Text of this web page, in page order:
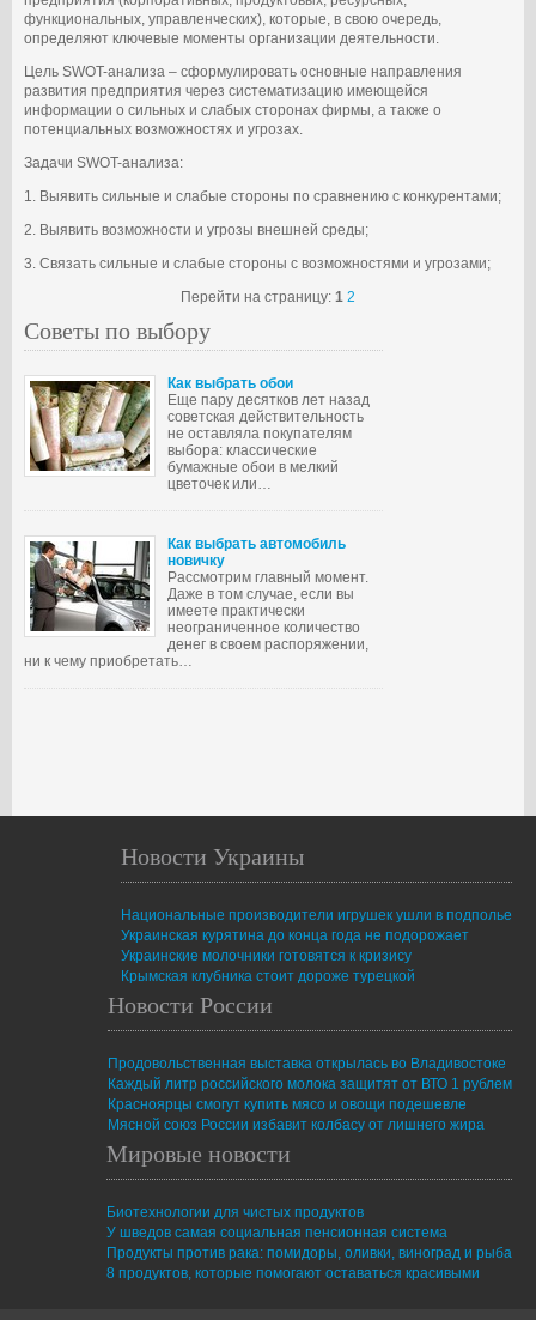
функциональных, управленческих), которые, в свою очередь,
определяют ключевые моменты организации деятельности.
Цель SWOT-анализа – сформулировать основные направления
развития предприятия через систематизацию имеющейся
информации о сильных и слабых сторонах фирмы, а также о
потенциальных возможностях и угрозах.
Задачи SWOT-анализа:
1. Выявить сильные и слабые стороны по сравнению с конкурентами;
2. Выявить возможности и угрозы внешней среды;
3. Связать сильные и слабые стороны с возможностями и угрозами;
Перейти на страницу: 1 2
Советы по выбору
Как выбрать обои
Еще пару десятков лет назад
советская действительность
не оставляла покупателям
выбора: классические
бумажные обои в мелкий
цветочек или…
Как выбрать автомобиль
новичку
Рассмотрим главный момент.
Даже в том случае, если вы
имеете практически
неограниченное количество
денег в своем распоряжении,
ни к чему приобретать…
Новости Украины
Национальные производители игрушек ушли в подполье
Украинская курятина до конца года не подорожает
Украинские молочники готовятся к кризису
Крымская клубника стоит дороже турецкой
Новости России
Продовольственная выставка открылась во Владивостоке
Каждый литр российского молока защитят от ВТО 1 рублем
Красноярцы смогут купить мясо и овощи подешевле
Мясной союз России избавит колбасу от лишнего жира
Мировые новости
Биотехнологии для чистых продуктов
У шведов самая социальная пенсионная система
Продукты против рака: помидоры, оливки, виноград и рыба
8 продуктов, которые помогают оставаться красивыми